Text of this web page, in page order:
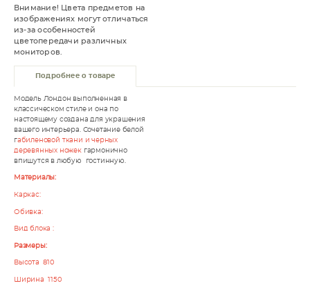
Внимание! Цвета предметов на
изображениях могут отличаться
из-за особенностей
цветопередачи различных
мониторов.
Подробнее о товаре
Модель Лондон выполненная в
классическом стиле и она по
настоящему создана для украшения
вашего интерьера. Сочетание белой
габиленовой ткани и черных
деревянных ножек гармонично
впишутся в любую гостинную.
Материалы:
Каркас:
Обивка:
Вид блока :
Размеры:
Высота 810
Ширина 1150